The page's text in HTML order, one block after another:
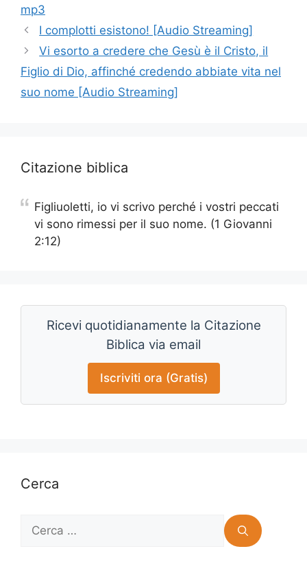
mp3
I complotti esistono! [Audio Streaming]
Vi esorto a credere che Gesù è il Cristo, il
Figlio di Dio, affinché credendo abbiate vita nel
suo nome [Audio Streaming]
Citazione biblica
Figliuoletti, io vi scrivo perché i vostri peccati
vi sono rimessi per il suo nome. (1 Giovanni
2:12)
Ricevi quotidianamente la Citazione
Biblica via email
Iscriviti ora (Gratis)
Cerca
Ricerca